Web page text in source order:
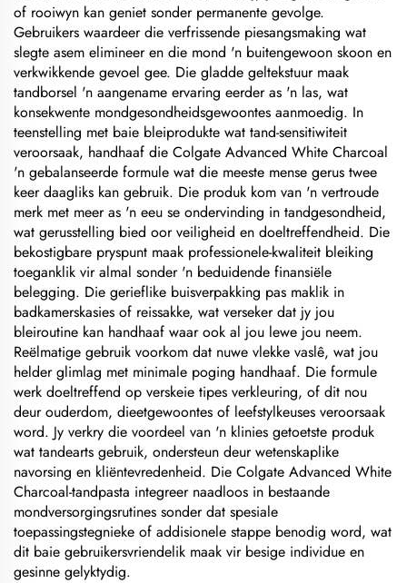
of rooiwyn kan geniet sonder permanente gevolge.
Gebruikers waardeer die verfrissende piesangsmaking wat
slegte asem elimineer en die mond 'n buitengewoon skoon en
verkwikkende gevoel gee. Die gladde geltekstuur maak
tandborsel 'n aangename ervaring eerder as 'n las, wat
konsekwente mondgesondheidsgewoontes aanmoedig. In
teenstelling met baie bleiprodukte wat tand-sensitiwiteit
veroorsaak, handhaaf die Colgate Advanced White Charcoal
'n gebalanseerde formule wat die meeste mense gerus twee
keer daagliks kan gebruik. Die produk kom van 'n vertroude
merk met meer as 'n eeu se ondervinding in tandgesondheid,
wat gerusstelling bied oor veiligheid en doeltreffendheid. Die
bekostigbare pryspunt maak professionele-kwaliteit bleiking
toeganklik vir almal sonder 'n beduidende finansiële
belegging. Die gerieflike buisverpakking pas maklik in
badkamerskasies of reissakke, wat verseker dat jy jou
bleiroutine kan handhaaf waar ook al jou lewe jou neem.
Reëlmatige gebruik voorkom dat nuwe vlekke vaslê, wat jou
helder glimlag met minimale poging handhaaf. Die formule
werk doeltreffend op verskeie tipes verkleuring, of dit nou
deur ouderdom, dieetgewoontes of leefstylkeuses veroorsaak
word. Jy verkry die voordeel van 'n klinies getoetste produk
wat tandearts gebruik, ondersteun deur wetenskaplike
navorsing en kliëntevredenheid. Die Colgate Advanced White
Charcoal-tandpasta integreer naadloos in bestaande
mondversorgingsrutines sonder dat spesiale
toepassingstegnieke of addisionele stappe benodig word, wat
dit baie gebruikersvriendelik maak vir besige individue en
gesinne gelyktydig.